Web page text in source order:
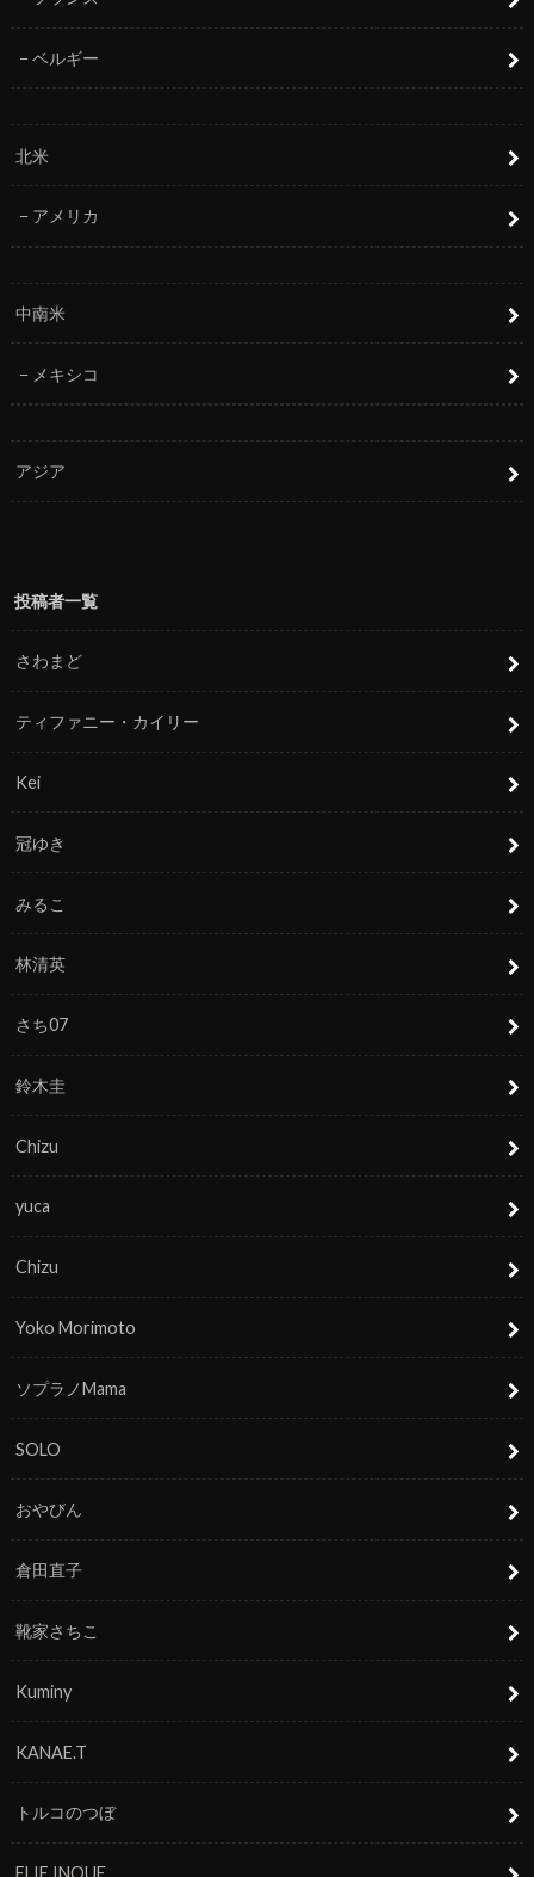
ベルギー
北米
アメリカ
中南米
メキシコ
アジア
投稿者一覧
さわまど
ティファニー・カイリー
Kei
冠ゆき
みるこ
林清英
さち07
鈴木圭
Chizu
yuca
Chizu
Yoko Morimoto
ソプラノMama
SOLO
おやびん
倉田直子
靴家さちこ
Kuminy
KANAE.T
トルコのつぼ
ELIE INOUE